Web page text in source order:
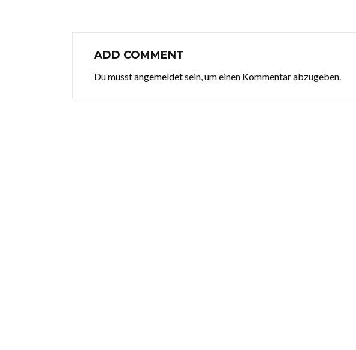
ADD COMMENT
Du musstangemeldetsein, um einen Kommentar abzugeben.